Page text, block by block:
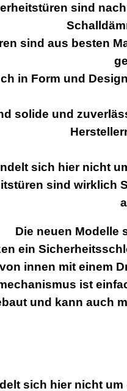
sind
sind aus besten
in Form und
solide und
sich hier nicht
sind wirklich
Die neuen Modelle
ein
von innen mit einem
ist
und kann auch
sich hier nicht